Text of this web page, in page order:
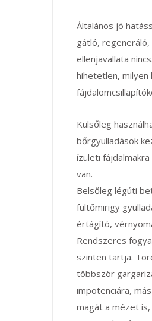
Általános jó
gátló,
ellenjavallata
hihetetlen, milyen
Külsőleg
bőrgyulladások
ízületi
van.
Belsőleg légúti
fültőmirigy
értágító,
Rendszeres
szinten tartja.
többször
impotenciára,
magát a mézet